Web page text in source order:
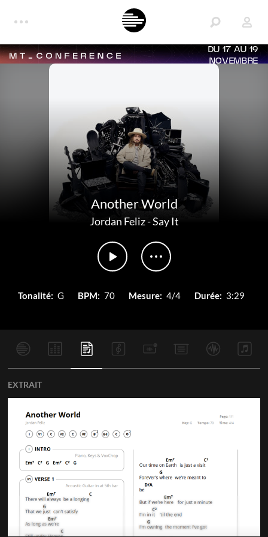
DU 17 AU 19
NOVEMBRE
Another World
Jordan Feliz-Say It
Tonalité: G BPM: 70 Mesure: 4/4 Durée: 3:29
EXTRAIT